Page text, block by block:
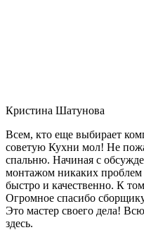
Кристина Шатунова
Всем, кто еще выбирает
советую Кухни мол! Не
спальню. Начиная с
монтажом никаких
быстро и качественно. К
Огромное спасибо
Это мастер своего дела!
здесь.